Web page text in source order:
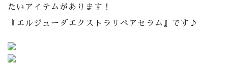
たいアイテムがあります！
『エルジューダエクストラリペアセラム』です♪